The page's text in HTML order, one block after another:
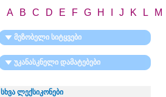
A B C D E F G H J K L M
მეზობელი სიტყვები
უკანასკნელი დამატებები
სხვა ლექსიკონები